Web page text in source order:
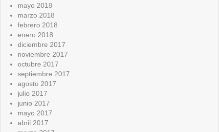
mayo 2018
marzo 2018
febrero 2018
enero 2018
diciembre 2017
noviembre 2017
octubre 2017
septiembre 2017
agosto 2017
julio 2017
junio 2017
mayo 2017
abril 2017